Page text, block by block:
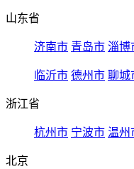
山东省
济南市 青岛市 淄博
临沂市 德州市 聊城
浙江省
杭州市 宁波市 温州
北京